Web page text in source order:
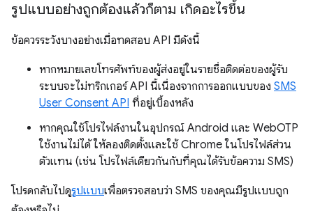
รูปแบบอย่างถูกต้องแล้วก็ตาม เกิดอะไรขึ้น
ข้อควรระวังบางอย่างเมื่อทดสอบ API มีดังนี้
หากหมายเลขโทรศัพท์ของผู้ส่งอยู่ในรายชื่อติดต่อของผู้รับ
ระบบจะไม่ทริกเกอร์ API นี้เนื่องจากการออกแบบของ SMS
User Consent API ที่อยู่เบื้องหลัง
หากคุณใช้โปรไฟล์งานในอุปกรณ์ Android และ WebOTP
ใช้งานไม่ได้ ให้ลองติดตั้งและใช้ Chrome ในโปรไฟล์ส่วน
ตัวแทน (เช่น โปรไฟล์เดียวกันกับที่คุณได้รับข้อความ SMS)
โปรดกลับไปดูรูปแบบเพื่อตรวจสอบว่า SMS ของคุณมีรูปแบบถูก